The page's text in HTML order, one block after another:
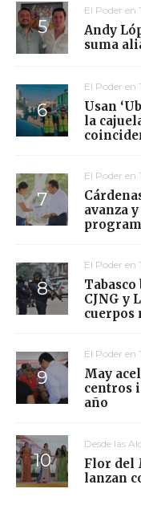
El Poder en
Andy
suma
El Poder en
Usan
la
El Poder en
avanza
El Poder en
CJNG y
cuerpos
El Poder en
May
centros
año
Desde las
Flor del
lanzan